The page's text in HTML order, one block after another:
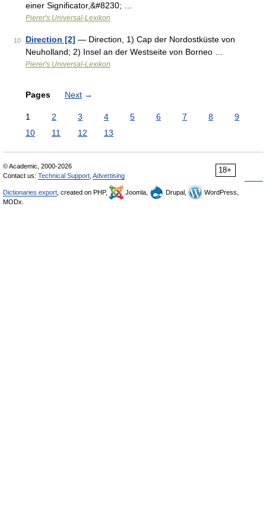
einer Significator,&#8230; …
Pierer's Universal-Lexikon
10 Direction [2] — Direction, 1) Cap der Nordostküste von
Neuholland; 2) Insel an der Westseite von Borneo …
Pierer's Universal-Lexikon
Pages Next →
1 2 3 4 5 6 7 8
9
10
11 12 13
18+
© Academic, 2000-2026
Contact us: Technical Support Advertising
Dictionaries export , created on PHP, Joomla, Drupal,
WordPress,
MODx.